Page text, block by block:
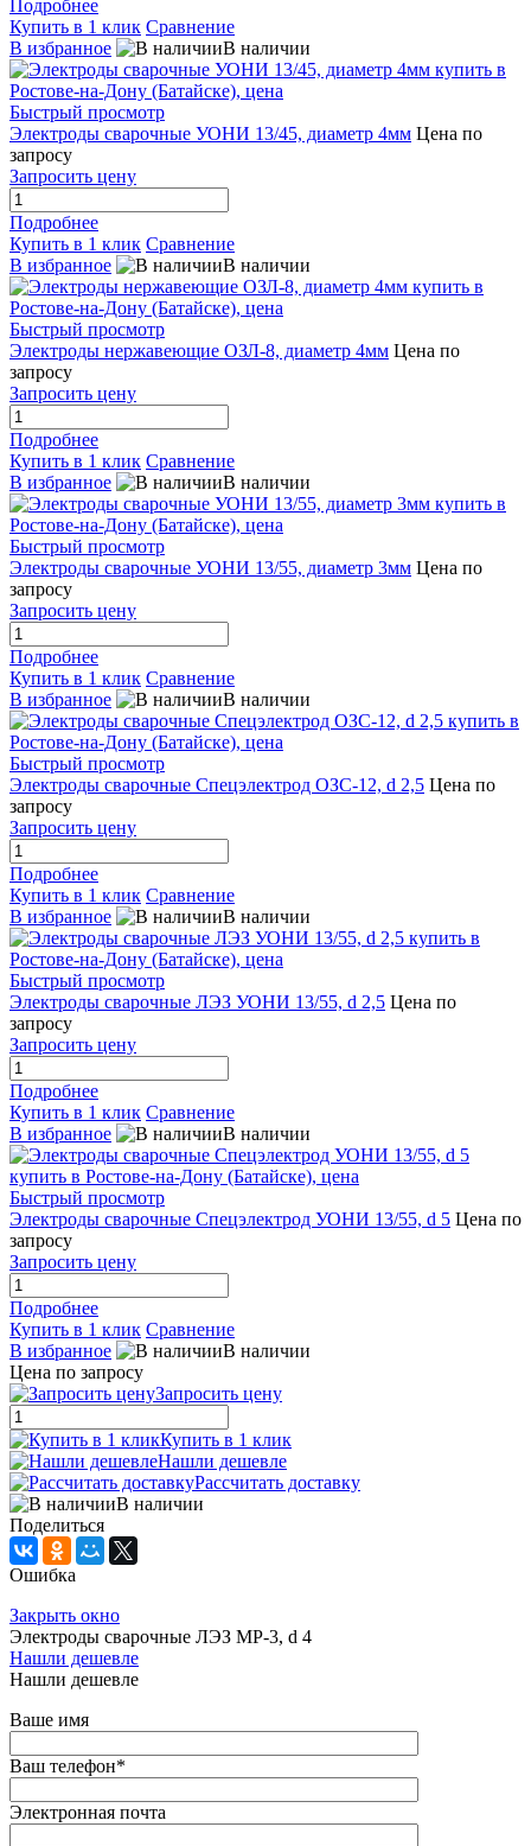
Подробнее
Купить в 1 клик Сравнение
В избранное
В наличии
Быстрый просмотр
Электроды сварочные УОНИ 13/45, диаметр 4мм Цена по
запросу
Запросить цену
Подробнее
Купить в 1 клик Сравнение
В избранное
В наличии
Быстрый просмотр
Электроды нержавеющие ОЗЛ-8, диаметр 4мм Цена по
запросу
Запросить цену
Подробнее
Купить в 1 клик Сравнение
В избранное
В наличии
Быстрый просмотр
Электроды сварочные УОНИ 13/55, диаметр 3мм Цена по
запросу
Запросить цену
Подробнее
Купить в 1 клик Сравнение
В избранное
В наличии
Быстрый просмотр
Электроды сварочные Спецэлектрод ОЗС-12, d 2,5 Цена по
запросу
Запросить цену
Подробнее
Купить в 1 клик Сравнение
В избранное
В наличии
Быстрый просмотр
Электроды сварочные ЛЭЗ УОНИ 13/55, d 2,5 Цена по
запросу
Запросить цену
Подробнее
Купить в 1 клик Сравнение
В избранное
В наличии
Быстрый просмотр
Электроды сварочные Спецэлектрод УОНИ 13/55, d 5 Цена по
запросу
Запросить цену
Подробнее
Купить в 1 клик Сравнение
В избранное
В наличии
Цена по запросу
Запросить цену
Купить в 1 клик
Нашли дешевле
Рассчитать доставку
В наличии
Поделиться
Ошибка
Закрыть окно
Электроды сварочные ЛЭЗ МР-3, d 4
Нашли дешевле
Нашли дешевле
Ваше имя
Ваш телефон*
Электронная почта